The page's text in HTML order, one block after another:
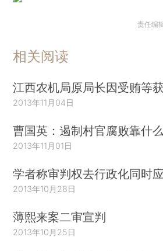
责任编
相关阅读
江西农机局原局长因受贿等
2013年11月04日
曹国英：遏制村官腐败靠什
2013年11月01日
学者称审判权去行政化同时
2013年10月28日
薄熙来案二审宣判
2013年10月25日